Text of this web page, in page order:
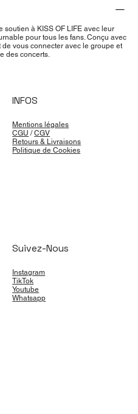
soutien à KISS OF LIFE avec leur
pour tous les fans. Conçu avec
vous connecter avec le groupe et
des concerts.
INFOS
Mentions légales
CGU /CGV
Retours & Livraisons
Politique de Cookies
Suivez-Nous
Instagram
TikTok
Youtube
Whatsapp